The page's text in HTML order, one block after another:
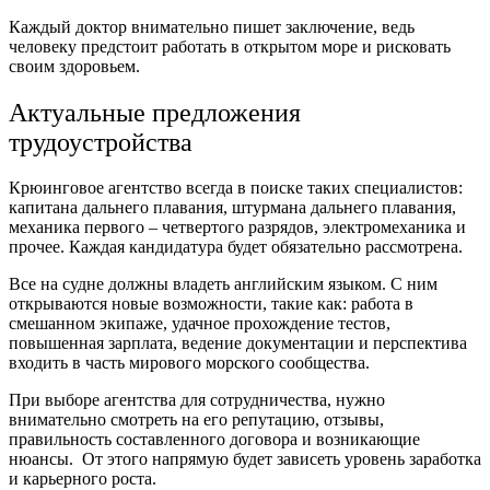
Каждый доктор внимательно пишет заключение, ведь
человеку предстоит работать в открытом море и рисковать
своим здоровьем.
Актуальные предложения
трудоустройства
Крюинговое агентство всегда в поиске таких специалистов:
капитана дальнего плавания, штурмана дальнего плавания,
механика первого – четвертого разрядов, электромеханика и
прочее. Каждая кандидатура будет обязательно рассмотрена.
Все на судне должны владеть английским языком. С ним
открываются новые возможности, такие как: работа в
смешанном экипаже, удачное прохождение тестов,
повышенная зарплата, ведение документации и перспектива
входить в часть мирового морского сообщества.
При выборе агентства для сотрудничества, нужно
внимательно смотреть на его репутацию, отзывы,
правильность составленного договора и возникающие
нюансы. От этого напрямую будет зависеть уровень заработка
и карьерного роста.